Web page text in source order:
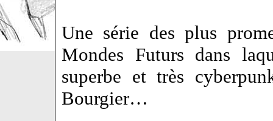
Une série des plus
Mondes Futurs dans
superbe et très
Bourgier…